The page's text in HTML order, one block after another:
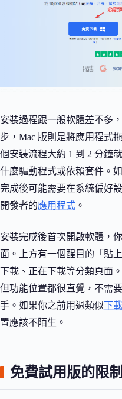
安裝過程跟一般軟體差不多
步，Mac 版則是將應用程式
個安裝流程大約 1 到 2 分鐘
什麼驅動程式或依賴套件。
完成後可能需要在系統偏好
開發者的應用程式 。
安裝完成後首次開啟軟體，
面。上方有一個醒目的「貼
下載、正在下載等分類頁面
但功能位置都很直覺，不需
手。如果你之前用過類似下
置應該不陌生。
免費試用版的限